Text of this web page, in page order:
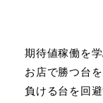
期待値稼働を学
お店で勝つ台
負ける台を回避